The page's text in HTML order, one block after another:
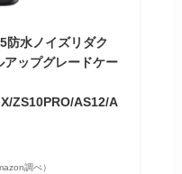
水ノイズリダク
ップグレードケー
ZS10PRO/AS12/A
調べ）